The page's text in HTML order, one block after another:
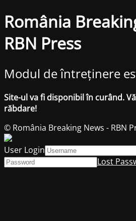
România
RBN Press
Modul de întreținere
Site-ul va fi disponibil în curând.
răbdare!
© România Breaking News - RBN
User Login
Lost